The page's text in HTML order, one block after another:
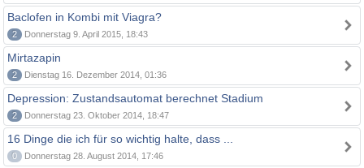
Baclofen in Kombi mit Viagra?
2 Donnerstag 9. April 2015, 18:43
Mirtazapin
2 Dienstag 16. Dezember 2014, 01:36
Depression: Zustandsautomat berechnet Stadium
2 Donnerstag 23. Oktober 2014, 18:47
16 Dinge die ich für so wichtig halte, dass ...
0 Donnerstag 28. August 2014, 17:46